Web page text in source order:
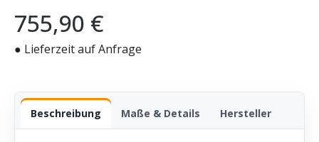
Regulärer Preis:
755,90 €
● Lieferzeit auf Anfrage
Beschreibung Maße & Details Hersteller